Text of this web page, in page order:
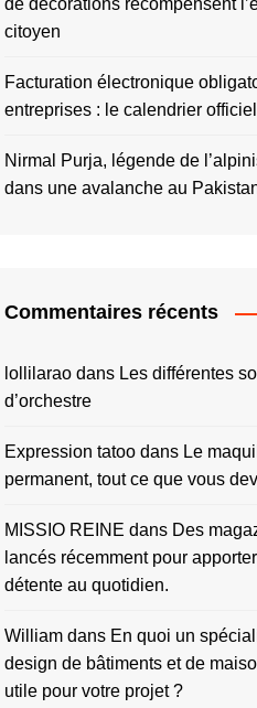
de décorations récompensent
citoyen
Facturation électronique
entreprises : le calendrier
Nirmal Purja, légende de
dans une avalanche au
Commentaires récents
lollilarao dans Les différentes
d’orchestre
Expression tatoo dans Le
permanent, tout ce que vous
MISSIO REINE dans Des
lancés récemment pour
détente au quotidien.
William dans En quoi un
design de bâtiments et de
utile pour votre projet ?